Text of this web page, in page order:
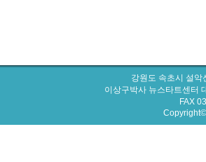
강원도 속초시 설
이상구박사 뉴스타트센터
FAX